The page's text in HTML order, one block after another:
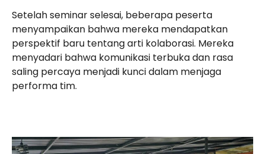
Setelah seminar selesai, beberapa peserta
menyampaikan bahwa mereka mendapatkan
perspektif baru tentang arti kolaborasi. Mereka
menyadari bahwa komunikasi terbuka dan rasa
saling percaya menjadi kunci dalam menjaga
performa tim.